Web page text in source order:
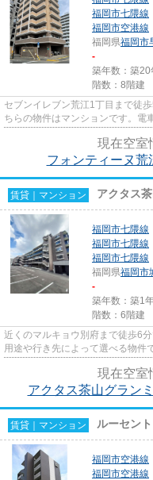
福岡市七隈線
福岡市空港線
福岡県福岡市
-
築年数：築20
階数：8階建
セブンイレブン荒江1丁目まで徒
ちらの物件はマンションです。電
現在空室
フォンティーヌ荒
賃貸｜マンション アクタス
福岡市七隈線
福岡市七隈線
福岡市七隈線
福岡県福岡市
-
築年数：築1
階数：6階建
近くのマルキョウ別府まで徒歩6
用途や行き先によって選べる物件
現在空室
アクタス茶山グラン
賃貸｜マンション ルーセン
福岡市空港線
福岡市空港線